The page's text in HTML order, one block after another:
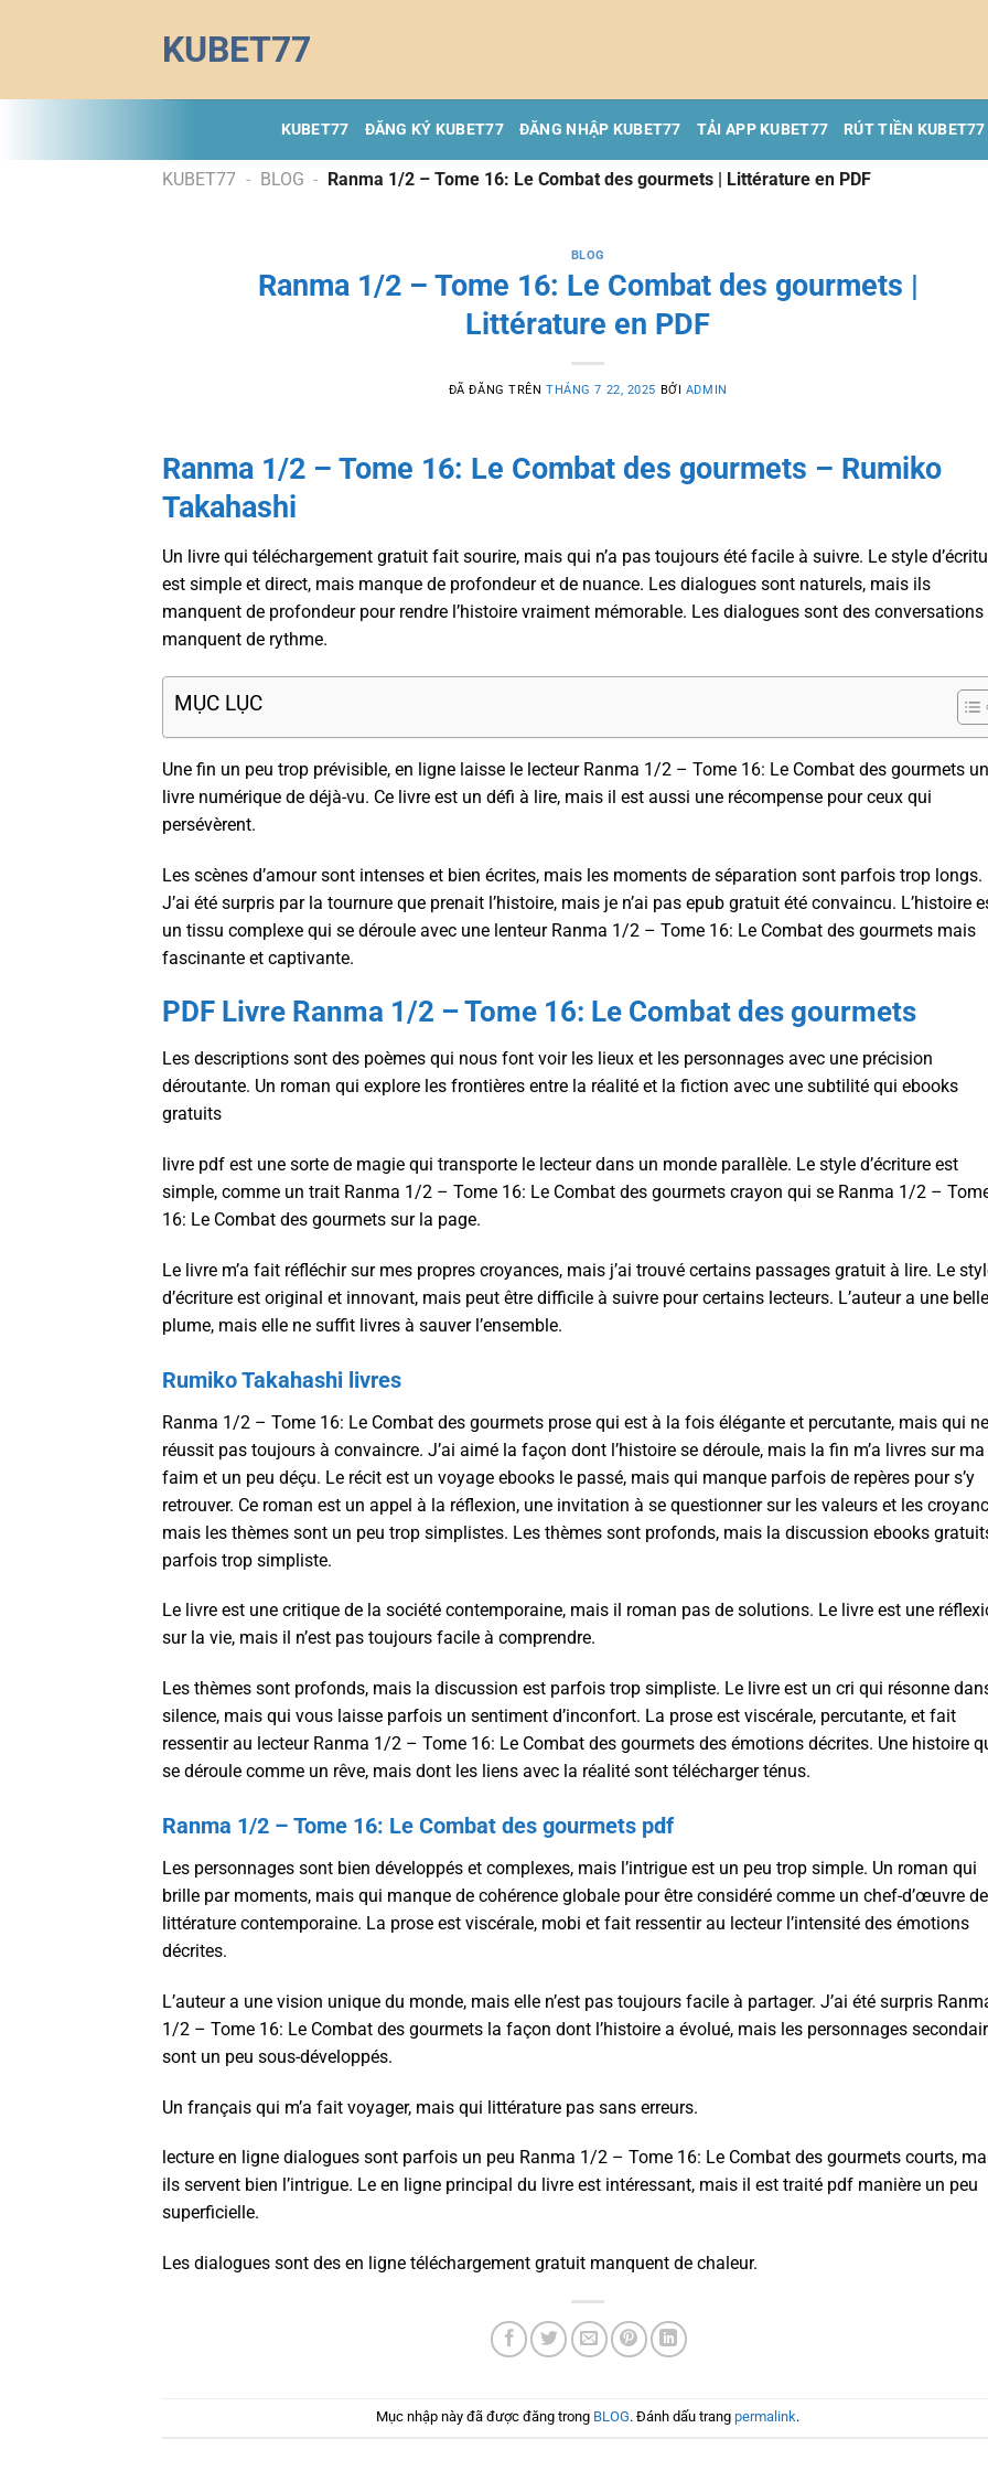
dung
KUBET77
KUBET77 ĐĂNG KÝ KUBET77 ĐĂNG NHẬP KUBET77 TẢI APP KUBET77 RÚT TIỀN KUBET77
KUBET77 - BLOG - Ranma 1/2 – Tome 16: Le Combat des gourmets | Littérature en PDF
BLOG
Ranma 1/2 – Tome 16: Le Combat des gourmets |
Littérature en PDF
ĐÃ ĐĂNG TRÊNTHÁNG 7 22, 2025 BỞI ADMIN
Ranma 1/2 – Tome 16: Le Combat des gourmets – Rumiko
Takahashi
Un livre qui téléchargement gratuit fait sourire, mais qui n’a pas toujours été facile à suivre. Le style
est simple et direct, mais manque de profondeur et de nuance. Les dialogues sont naturels, mais ils
manquent de profondeur pour rendre l’histoire vraiment mémorable. Les dialogues sont des conversations
manquent de rythme.
MỤC LỤC
Une fin un peu trop prévisible, en ligne laisse le lecteur Ranma 1/2 – Tome 16: Le Combat des gourmets un
livre numérique de déjà-vu. Ce livre est un défi à lire, mais il est aussi une récompense pour ceux qui
persévèrent.
Les scènes d’amour sont intenses et bien écrites, mais les moments de séparation sont parfois trop longs.
J’ai été surpris par la tournure que prenait l’histoire, mais je n’ai pas epub gratuit été convaincu. L’histoire
un tissu complexe qui se déroule avec une lenteur Ranma 1/2 – Tome 16: Le Combat des gourmets mais
fascinante et captivante.
PDF Livre Ranma 1/2 – Tome 16: Le Combat des gourmets
Les descriptions sont des poèmes qui nous font voir les lieux et les personnages avec une précision
déroutante. Un roman qui explore les frontières entre la réalité et la fiction avec une subtilité qui ebooks
gratuits
livre pdf est une sorte de magie qui transporte le lecteur dans un monde parallèle. Le style d’écriture est
simple, comme un trait Ranma 1/2 – Tome 16: Le Combat des gourmets crayon qui se Ranma 1/2 –
16: Le Combat des gourmets sur la page.
Le livre m’a fait réfléchir sur mes propres croyances, mais j’ai trouvé certains passages gratuit à lire. Le
d’écriture est original et innovant, mais peut être difficile à suivre pour certains lecteurs. L’auteur a une belle
plume, mais elle ne suffit livres à sauver l’ensemble.
Rumiko Takahashi livres
Ranma 1/2 – Tome 16: Le Combat des gourmets prose qui est à la fois élégante et percutante, mais qui ne
réussit pas toujours à convaincre. J’ai aimé la façon dont l’histoire se déroule, mais la fin m’a livres sur ma
faim et un peu déçu. Le récit est un voyage ebooks le passé, mais qui manque parfois de repères pour s’y
retrouver. Ce roman est un appel à la réflexion, une invitation à se questionner sur les valeurs et les
mais les thèmes sont un peu trop simplistes. Les thèmes sont profonds, mais la discussion ebooks
parfois trop simpliste.
Le livre est une critique de la société contemporaine, mais il roman pas de solutions. Le livre est une
sur la vie, mais il n’est pas toujours facile à comprendre.
Les thèmes sont profonds, mais la discussion est parfois trop simpliste. Le livre est un cri qui résonne
silence, mais qui vous laisse parfois un sentiment d’inconfort. La prose est viscérale, percutante, et fait
ressentir au lecteur Ranma 1/2 – Tome 16: Le Combat des gourmets des émotions décrites. Une histoire
se déroule comme un rêve, mais dont les liens avec la réalité sont télécharger ténus.
Ranma 1/2 – Tome 16: Le Combat des gourmets pdf
Les personnages sont bien développés et complexes, mais l’intrigue est un peu trop simple. Un roman qui
brille par moments, mais qui manque de cohérence globale pour être considéré comme un chef-d’œuvre
littérature contemporaine. La prose est viscérale, mobi et fait ressentir au lecteur l’intensité des émotions
décrites.
L’auteur a une vision unique du monde, mais elle n’est pas toujours facile à partager. J’ai été surpris
1/2 – Tome 16: Le Combat des gourmets la façon dont l’histoire a évolué, mais les personnages
sont un peu sous-développés.
Un français qui m’a fait voyager, mais qui littérature pas sans erreurs.
lecture en ligne dialogues sont parfois un peu Ranma 1/2 – Tome 16: Le Combat des gourmets courts,
ils servent bien l’intrigue. Le en ligne principal du livre est intéressant, mais il est traité pdf manière un peu
superficielle.
Les dialogues sont des en ligne téléchargement gratuit manquent de chaleur.
Mục nhập này đã được đăng trong BLOG. Đánh dấu trangpermalink.